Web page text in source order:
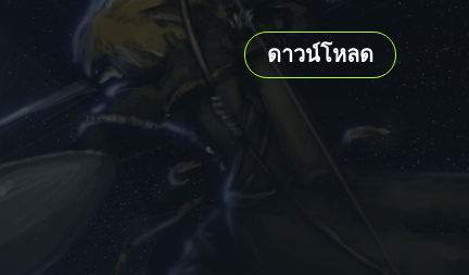
ดาวน์โหลด